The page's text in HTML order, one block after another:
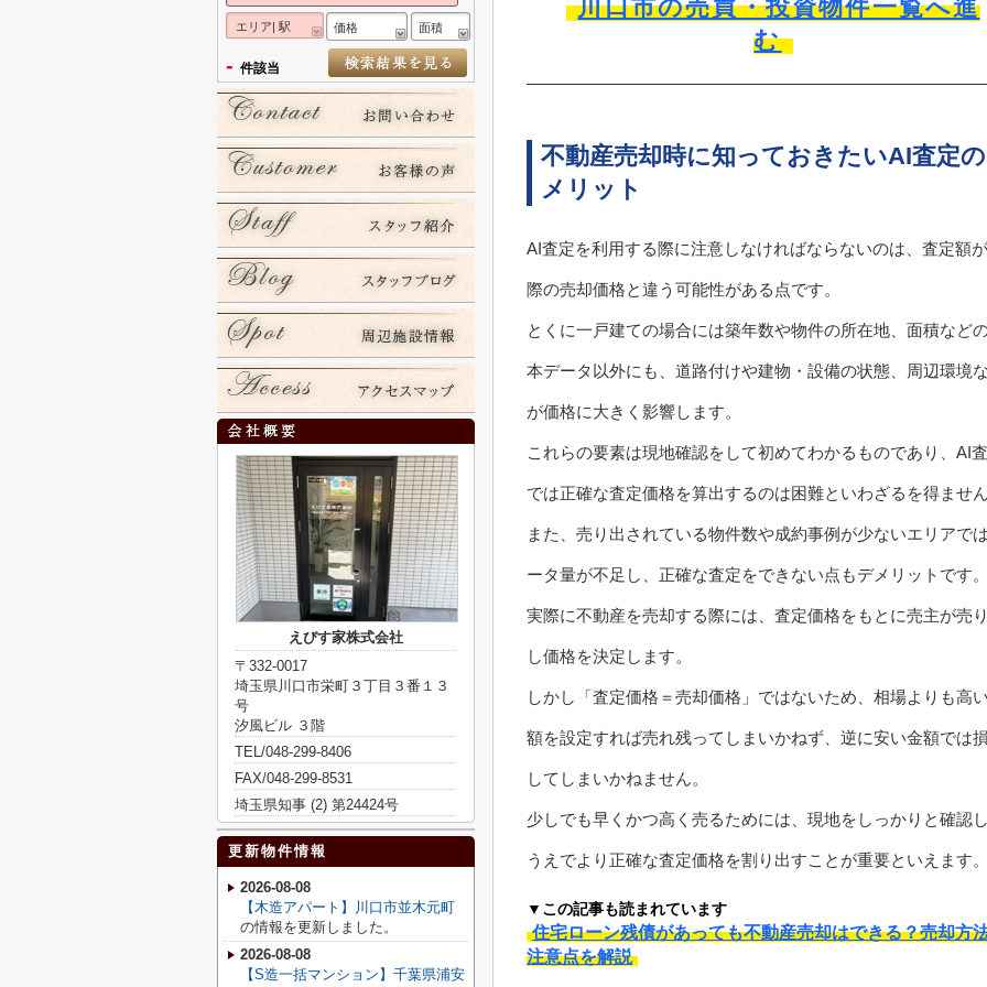
川口市の売買・投資物件一覧へ進
む
不動産売却時に知っておきたいAI査定
メリット
AI査定を利用する際に注意しなければならないのは、査定額
際の売却価格と違う可能性がある点です。
とくに一戸建ての場合には築年数や物件の所在地、面積など
本データ以外にも、道路付けや建物・設備の状態、周辺環境
が価格に大きく影響します。
これらの要素は現地確認をして初めてわかるものであり、AI
では正確な査定価格を算出するのは困難といわざるを得ません
また、売り出されている物件数や成約事例が少ないエリアで
ータ量が不足し、正確な査定をできない点もデメリットです。
実際に不動産を売却する際には、査定価格をもとに売主が売
し価格を決定します。
しかし「査定価格＝売却価格」ではないため、相場よりも高
額を設定すれば売れ残ってしまいかねず、逆に安い金額では
してしまいかねません。
少しでも早くかつ高く売るためには、現地をしっかりと確認
うえでより正確な査定価格を割り出すことが重要といえます。
▼この記事も読まれています
住宅ローン残債があっても不動産売却はできる？売却方
注意点を解説
エリア| 駅 価格 面積
- 件該当
えびす家株式会社
〒332-0017
埼玉県川口市栄町３丁目３番１３
号
汐風ビル ３階
TEL/048-299-8406
FAX/048-299-8531
埼玉県知事 (2) 第24424号
更新物件情報
2026-08-08
【木造アパート】川口市並木元町
の情報を更新しました。
2026-08-08
【S造一括マンション】千葉県浦安